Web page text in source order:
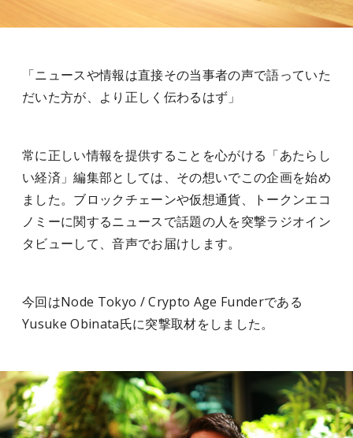
「ニュースや情報は直接その当事者の声で語っていた
だいた方が、より正しく伝わるはず」
常に正しい情報を提供することを心がける「あたらし
い経済」編集部としては、その想いでこの企画を始め
ました。ブロックチェーンや仮想通貨、トークンエコ
ノミーに関するニュースで話題の人を突撃ラジオイン
タビューして、音声でお届けします。
今回はNode Tokyo / Crypto Age Funderである
Yusuke Obinata氏に突撃取材をしました。